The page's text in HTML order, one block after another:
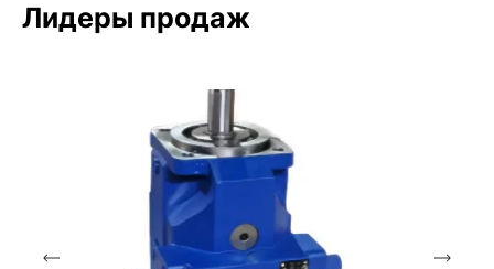
Лидеры продаж